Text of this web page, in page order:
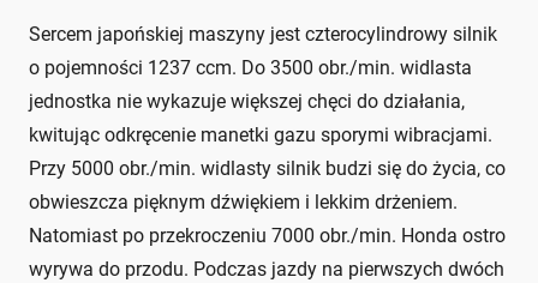
Sercem japońskiej maszyny jest czterocylindrowy silnik
o pojemności 1237 ccm. Do 3500 obr./min. widlasta
jednostka nie wykazuje większej chęci do działania,
kwitując odkręcenie manetki gazu sporymi wibracjami.
Przy 5000 obr./min. widlasty silnik budzi się do życia, co
obwieszcza pięknym dźwiękiem i lekkim drżeniem.
Natomiast po przekroczeniu 7000 obr./min. Honda ostro
wyrywa do przodu. Podczas jazdy na pierwszych dwóch